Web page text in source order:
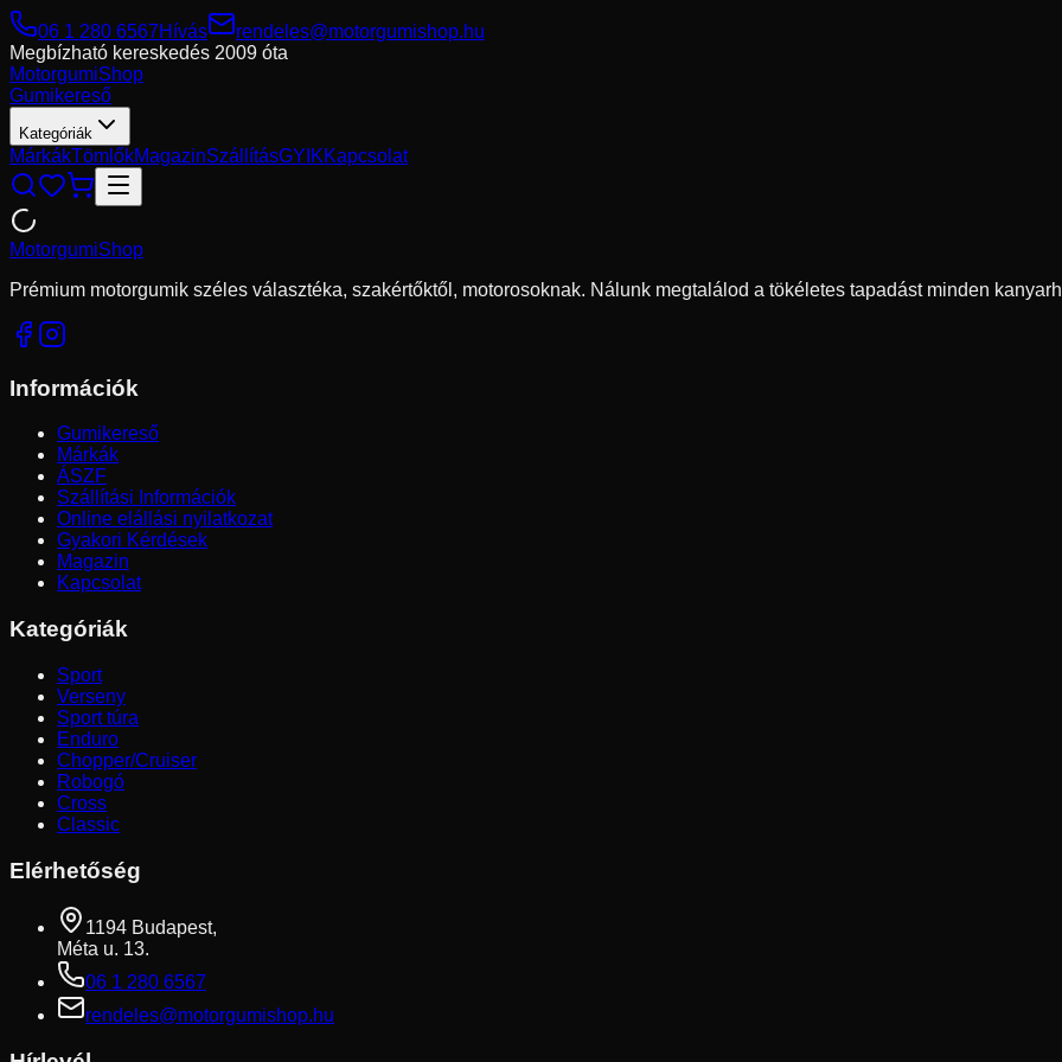
06 1 280 6567Hívás
rendeles@motorgumishop.hu
Megbízható kereskedés 2009 óta
MotorgumiShop
Gumikereső
Kategóriák
MárkákTömlőkMagazinSzállításGYIKKapcsolat
MotorgumiShop
Prémium motorgumik széles választéka, szakértőktől, motorosoknak. Nálunk megtalálod a tökéletes tapadást minden
Információk
Gumikereső
Márkák
ÁSZF
Szállítási Információk
Online elállási nyilatkozat
Gyakori Kérdések
Magazin
Kapcsolat
Kategóriák
Sport
Verseny
Sport túra
Enduro
Chopper/Cruiser
Robogó
Cross
Classic
Elérhetőség
1194 Budapest,
Méta u. 13.
06 1 280 6567
rendeles@motorgumishop.hu